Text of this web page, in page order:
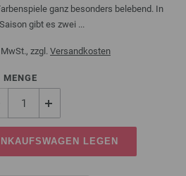
ganz besonders belebend. In
gibt es zwei ...
zzgl. Versandkosten
MENGE
LEGEN